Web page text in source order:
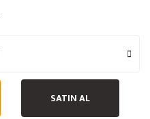
SATIN AL